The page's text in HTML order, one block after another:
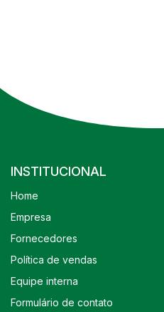
INSTITUCIONAL
Home
Empresa
Fornecedores
Política de vendas
Equipe interna
Formulário de contato